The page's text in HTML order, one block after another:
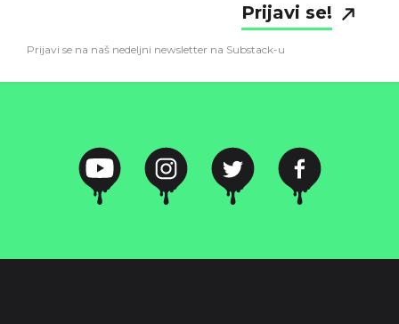
Prijavi se!
Prijavi se na naš nedeljni newsletter na Substack-u